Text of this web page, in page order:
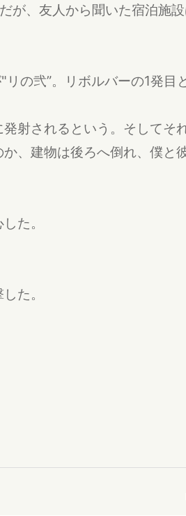
が、友人から聞いた宿泊施
の弐”。リボルバーの1発目
射されるという。そしてそ
、建物は後ろへ倒れ、僕と
た。
た。